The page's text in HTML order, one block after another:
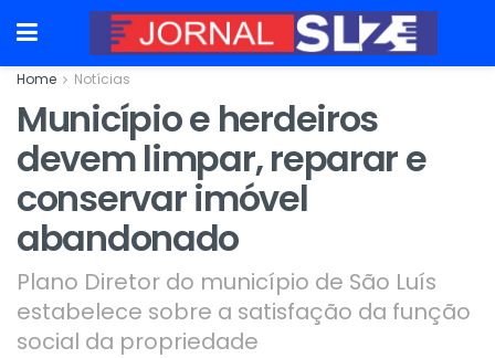
Home Notícias
Município e herdeiros
devem limpar, reparar e
conservar imóvel
abandonado
Plano Diretor do município de São Luís
estabelece sobre a satisfação da função
social da propriedade